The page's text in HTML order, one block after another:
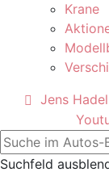
Krane
Jens Hadel
Suchfeld